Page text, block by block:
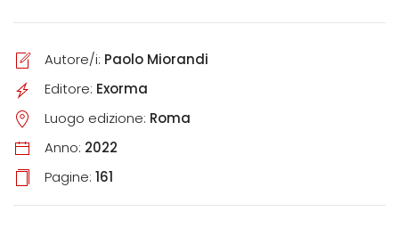
Autore/i: Paolo Miorandi
Editore: Exorma
Luogo edizione: Roma
Anno: 2022
Pagine: 161